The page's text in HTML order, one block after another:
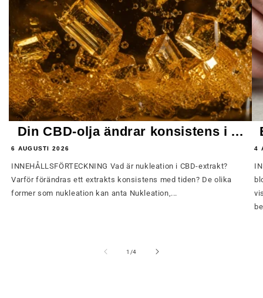
Din CBD-olja ändrar konsistens i ...
6 AUGUSTI 2026
INNEHÅLLSFÖRTECKNING Vad är nukleation i CBD-extrakt?
Varför förändras ett extrakts konsistens med tiden? De olika
former som nukleation kan anta Nukleation,...
4
1 /av
4